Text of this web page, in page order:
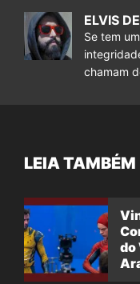
ELVIS
Se tem
chamam
LEIA TAMBÉM
do